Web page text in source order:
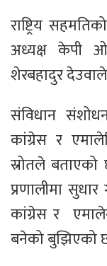
राष्ट्रिय
अध्यक्ष केपी
शेरबहादुर
संविधान
कांग्रेस र
स्रोतले बताएको
प्रणालीमा
कांग्रेस र
बनेको बुझिएको